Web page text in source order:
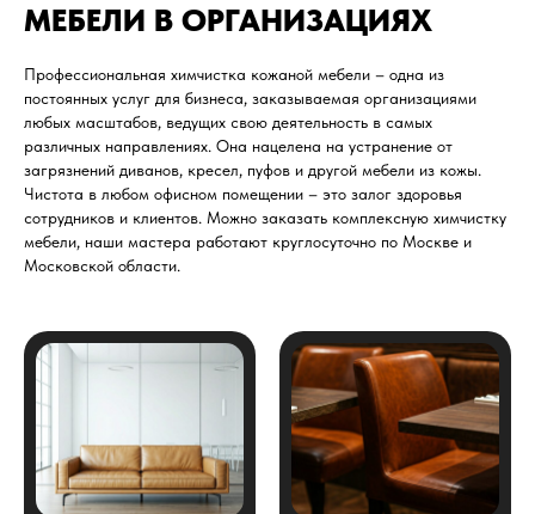
МЕБЕЛИ В ОРГАНИЗАЦИЯХ
Профессиональная химчистка кожаной мебели – одна из
постоянных услуг для бизнеса, заказываемая организациями
любых масштабов, ведущих свою деятельность в самых
различных направлениях. Она нацелена на устранение от
загрязнений диванов, кресел, пуфов и другой мебели из кожы.
Чистота в любом офисном помещении – это залог здоровья
сотрудников и клиентов. Можно заказать комплексную химчистку
мебели, наши мастера работают круглосуточно по Москве и
Московской области.